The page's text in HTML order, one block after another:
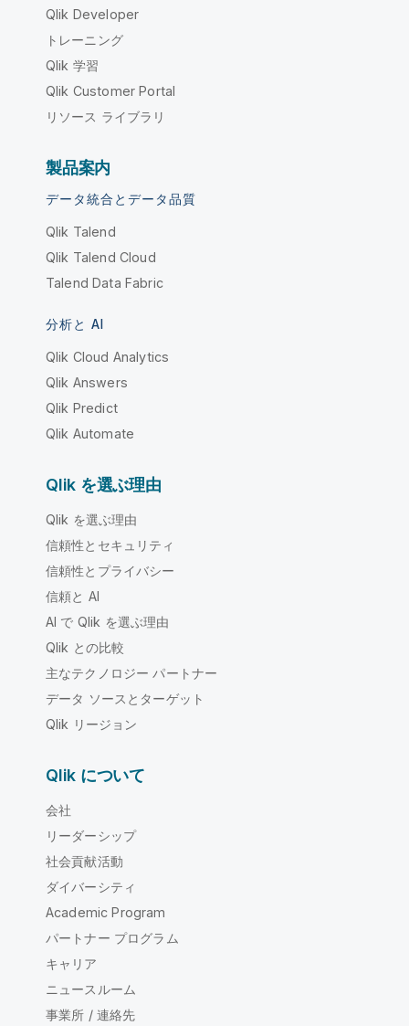
Qlik Developer
トレーニング
Qlik 学習
Qlik Customer Portal
リソース ライブラリ
製品案内
データ統合とデータ品質
Qlik Talend
Qlik Talend Cloud
Talend Data Fabric
分析と AI
Qlik Cloud Analytics
Qlik Answers
Qlik Predict
Qlik Automate
Qlik を選ぶ理由
Qlik を選ぶ理由
信頼性とセキュリティ
信頼性とプライバシー
信頼と AI
AI で Qlik を選ぶ理由
Qlik との比較
主なテクノロジー パートナー
データ ソースとターゲット
Qlik リージョン
Qlik について
会社
リーダーシップ
社会貢献活動
ダイバーシティ
Academic Program
パートナー プログラム
キャリア
ニュースルーム
事業所 / 連絡先